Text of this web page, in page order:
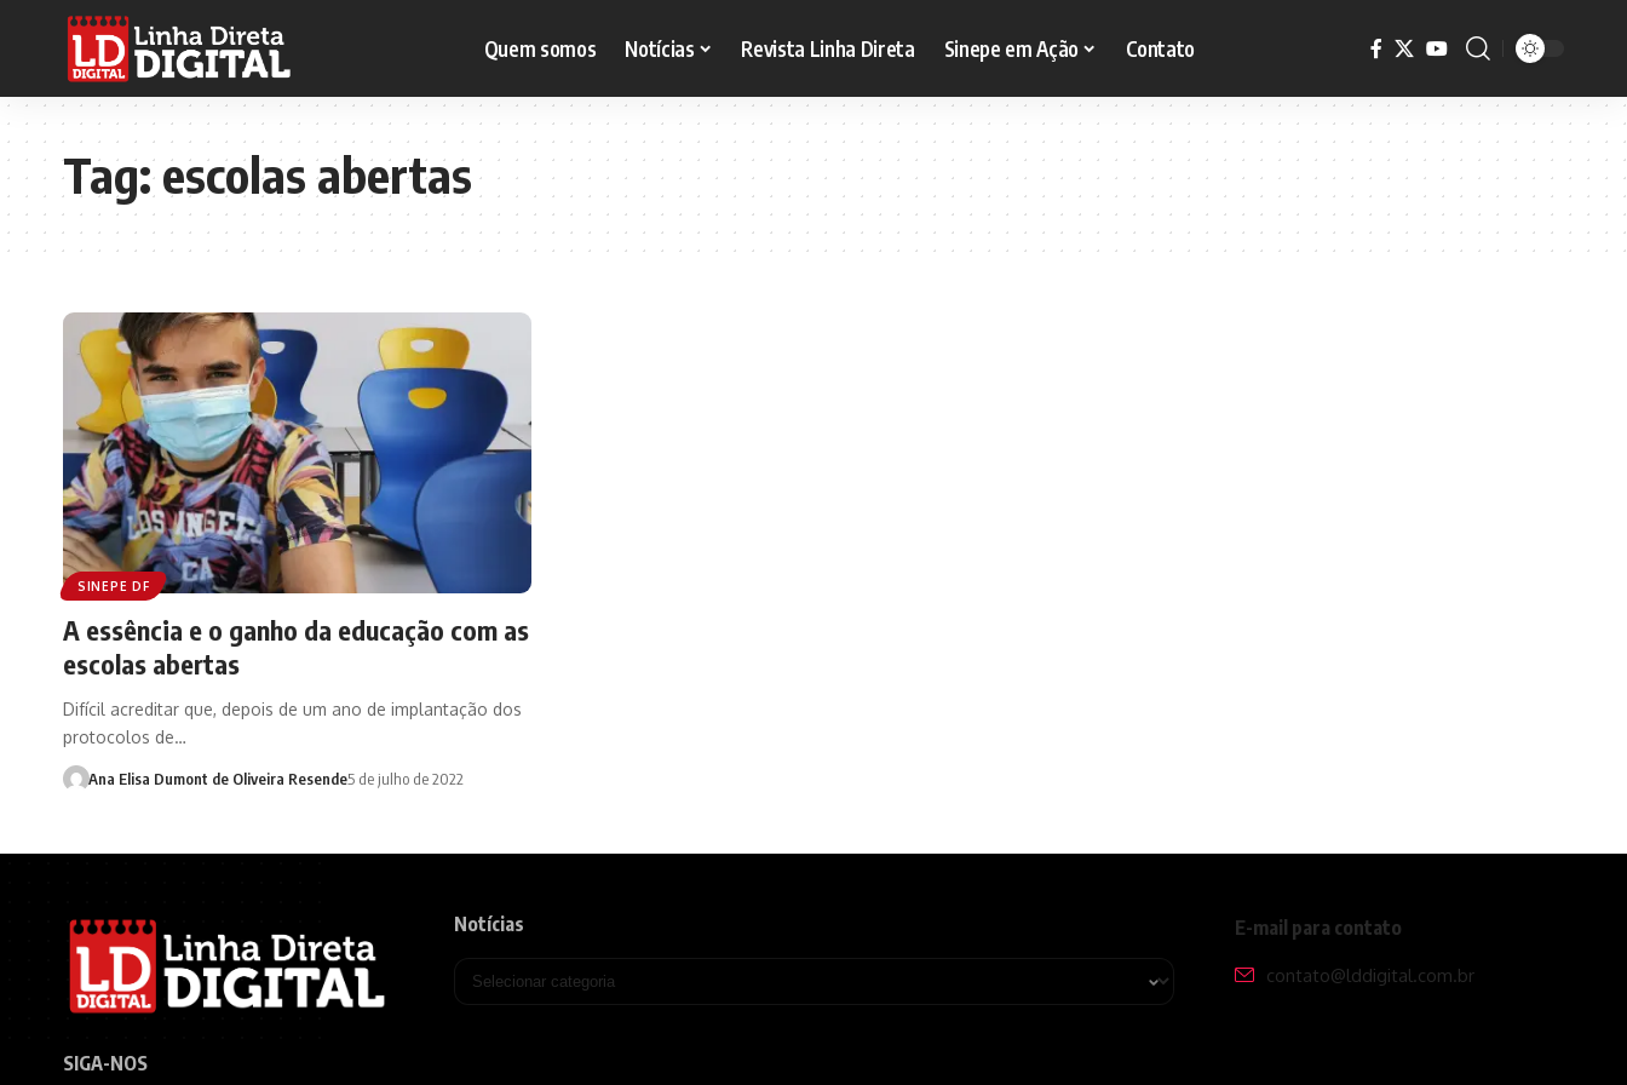
Quem somos Notícias Revista Linha Direta Sinepe em Ação Contato
Tag:escolas abertas
SINEPE DF
A essência e o ganho da educação com as
escolas abertas
Difícil acreditar que, depois de um ano de implantação dos
protocolos de…
Ana Elisa Dumont de Oliveira Resende5 de julho de 2022
SIGA-NOS
Notícias E-mail para contato
contato@lddigital.com.br